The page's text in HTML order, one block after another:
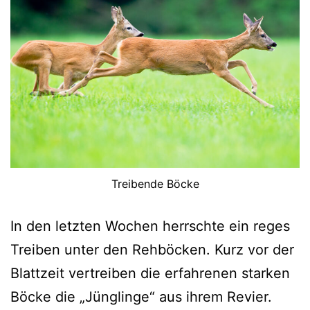
Treibende Böcke
In den letzten Wochen herrschte ein reges
Treiben unter den Rehböcken. Kurz vor der
Blattzeit vertreiben die erfahrenen starken
Böcke die „Jünglinge“ aus ihrem Revier.